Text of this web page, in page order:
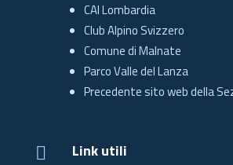
CAI Lombardia
Club Alpino Svizzero
Comune di Malnate
Parco Valle del Lanza
Precedente sito web della
 Link utili